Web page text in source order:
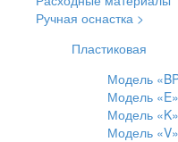
Ручная оснастка >
Пластиковая
Модель
Модель «E»
Модель «K»
Модель «V»